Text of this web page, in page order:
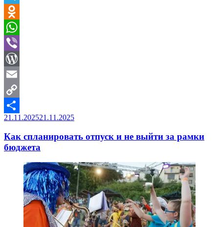
Telegram
Odnoklassniki
WhatsApp
Viber
WordPress
Email
Copy
Link
Отправить
Опубликовано
21.11.202521.11.2025
Как спланировать отпуск и не выйти за рамки
бюджета